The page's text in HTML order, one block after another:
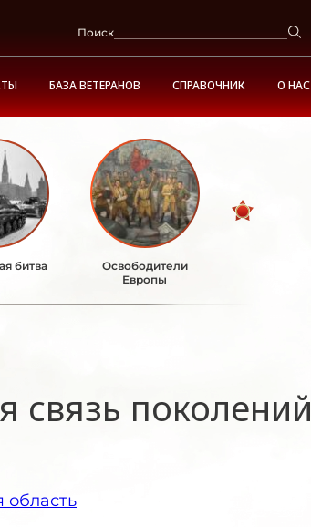
Поиск
БАЗА ВЕТЕРАНОВ СПРАВОЧНИК О НАС
битва
Освободители
Европы
связь поколений
область